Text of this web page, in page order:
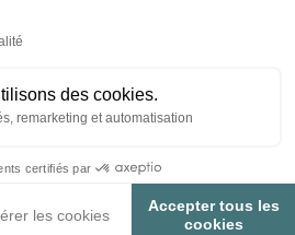
des cookies.
remarketing et automatisation
certifiés par
les cookies
Accepter tous les
cookies
consent
vos questions
peuvent vous